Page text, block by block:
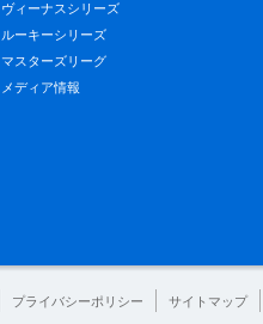
ヴィーナスシリーズ
ルーキーシリーズ
マスターズリーグ
メディア情報
プライバシーポリシー サイトマップ